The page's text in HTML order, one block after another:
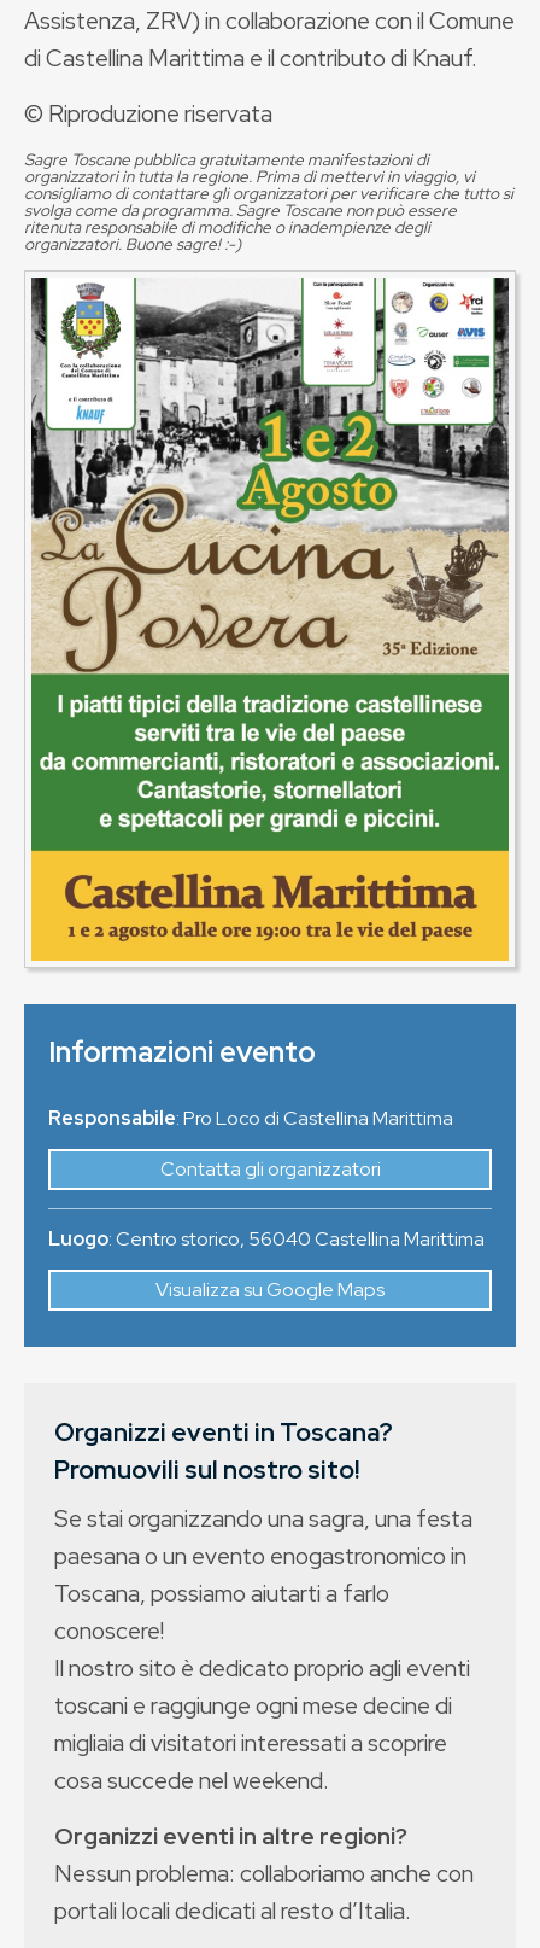
Assistenza, ZRV) in collaborazione con il Comune
di Castellina Marittima e il contributo di Knauf.
© Riproduzione riservata
Sagre Toscane pubblica gratuitamente manifestazioni di
organizzatori in tutta la regione. Prima di mettervi in viaggio, vi
consigliamo di contattare gli organizzatori per verificare che tutto si
svolga come da programma. Sagre Toscane non può essere
ritenuta responsabile di modifiche o inadempienze degli
organizzatori. Buone sagre! :-)
Informazioni evento
Responsabile: Pro Loco di Castellina Marittima
Contatta gli organizzatori
Luogo:Centro storico, 56040Castellina Marittima
Visualizza su Google Maps
Organizzi eventi in Toscana?
Promuovili sul nostro sito!
Se stai organizzando una sagra, una festa
paesana o un evento enogastronomico in
Toscana, possiamo aiutarti a farlo
conoscere!
Il nostro sito è dedicato proprio agli eventi
toscani e raggiunge ogni mese decine di
migliaia di visitatori interessati a scoprire
cosa succede nel weekend.
Organizzi eventi in altre regioni?
Nessun problema: collaboriamo anche con
portali locali dedicati al resto d’Italia.